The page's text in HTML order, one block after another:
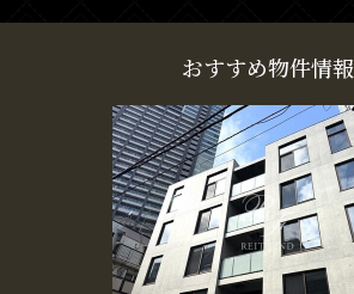
おすすめ物件情報